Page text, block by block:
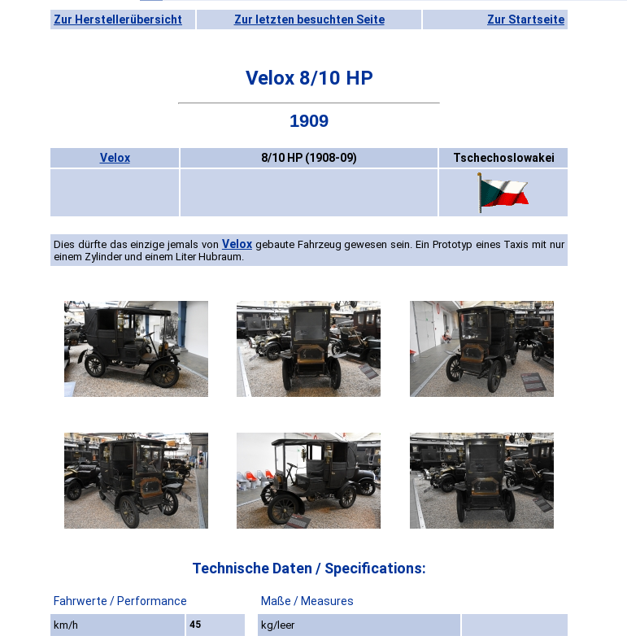
Zur Herstellerübersicht Zur letzten besuchten Seite Zur Startseite
Velox 8/10 HP
1909
Velox 8/10 HP (1908-09) Tschechoslowakei
Dies dürfte das einzige jemals von Veloxgebaute Fahrzeug gewesen sein. Ein Prototyp eines Taxis mit nur
einem Zylinder und einem Liter Hubraum.
Technische Daten / Specifications:
Fahrwerte / Performance Maße / Measures
km/h 45
kg/leer